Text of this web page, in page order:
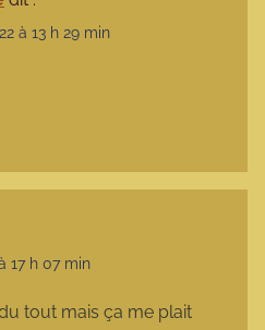
à 13 h 29 min
17 h 07 min
tout mais ça me plait